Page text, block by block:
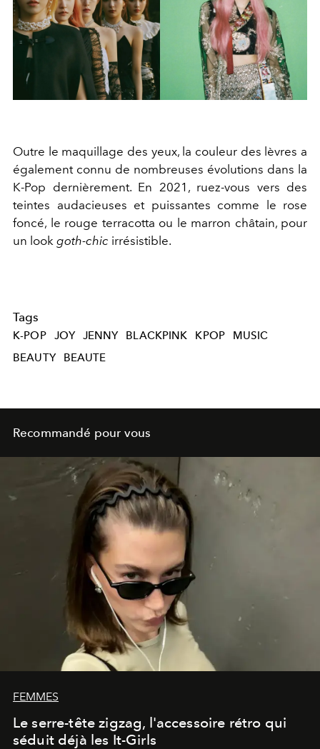
Outre le maquillage des yeux, la couleur des lèvres a
également connu de nombreuses évolutions dans la
K-Pop dernièrement. En 2021, ruez-vous vers des
teintes audacieuses et puissantes comme le rose
foncé, le rouge terracotta ou le marron châtain, pour
un look goth-chic irrésistible.
Tags
K-POP JOY JENNY BLACKPINK KPOP
MUSIC
BEAUTY
BEAUTE
Recommandé pour vous
FEMMES
Le serre-tête zigzag, l'accessoire rétro qui
séduit déjà les It-Girls